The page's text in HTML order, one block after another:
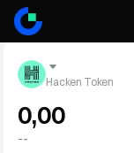
Hacken Token
0,00
--